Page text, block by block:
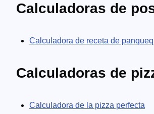
Calculadoras de
Calculadora de receta de
Calculadoras de
Calculadora de la pizza perfecta